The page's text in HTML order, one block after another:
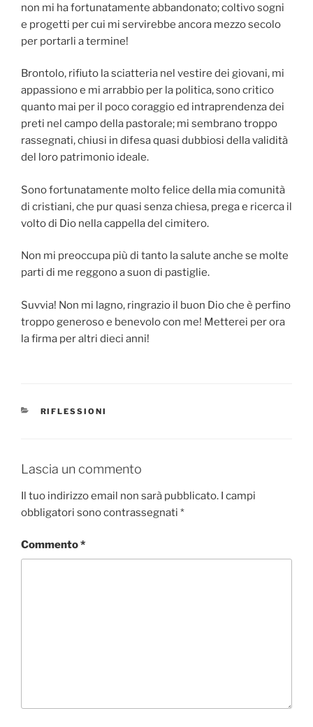
non mi ha fortunatamente abbandonato; coltivo sogni
e progetti per cui mi servirebbe ancora mezzo secolo
per portarli a termine!
Brontolo, rifiuto la sciatteria nel vestire dei giovani, mi
appassiono e mi arrabbio per la politica, sono critico
quanto mai per il poco coraggio ed intraprendenza dei
preti nel campo della pastorale; mi sembrano troppo
rassegnati, chiusi in difesa quasi dubbiosi della validità
del loro patrimonio ideale.
Sono fortunatamente molto felice della mia comunità
di cristiani, che pur quasi senza chiesa, prega e ricerca il
volto di Dio nella cappella del cimitero.
Non mi preoccupa più di tanto la salute anche se molte
parti di me reggono a suon di pastiglie.
Suvvia! Non mi lagno, ringrazio il buon Dio che è perfino
troppo generoso e benevolo con me! Metterei per ora
la firma per altri dieci anni!
CATEGORIE
RIFLESSIONI
Lascia un commento
Il tuo indirizzo email non sarà pubblicato. I campi
obbligatori sono contrassegnati *
Commento*